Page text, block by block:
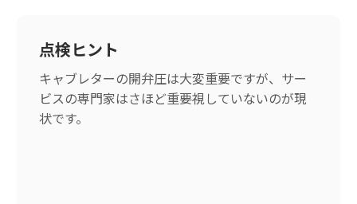
点検ヒント
キャブレターの開弁圧は大変重要ですが、サー
ビスの専門家はさほど重要視していないのが現
状です。